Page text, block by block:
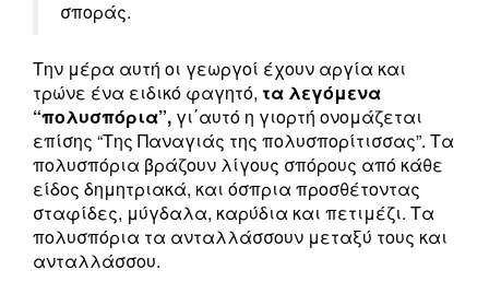
σποράς.
Την μέρα αυτή οι γεωργοί έχουν αργία και
τρώνε ένα ειδικό φαγητό, τα λεγόμενα
“πολυσπόρια”, γι΄αυτό η γιορτή ονομάζεται
επίσης “Της Παναγιάς της πολυσπορίτισσας”. Τα
πολυσπόρια βράζουν λίγους σπόρους από κάθε
είδος δημητριακά, και όσπρια προσθέτοντας
σταφίδες, μύγδαλα, καρύδια και πετιμέζι. Τα
πολυσπόρια τα ανταλλάσσουν μεταξύ τους και
ανταλλάσσου.